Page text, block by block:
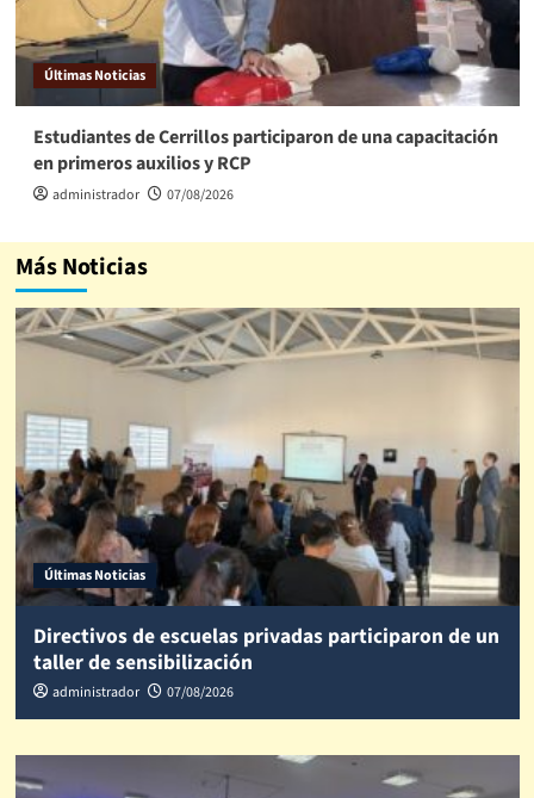
Últimas Noticias
Estudiantes de Cerrillos participaron de una capacitación
en primeros auxilios y RCP
administrador 07/08/2026
Más Noticias
Últimas Noticias
Directivos de escuelas privadas participaron de un
taller de sensibilización
administrador 07/08/2026